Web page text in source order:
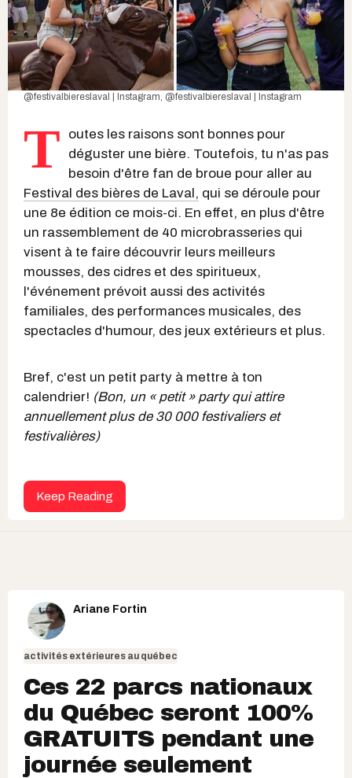
@festivalbiereslaval | Instagram @festivalbiereslaval | Instagram
T
outes les raisons sont bonnes pour
déguster une bière. Toutefois, tu n'as pas
besoin d'être fan de broue pour aller au
Festival des bières de Laval, qui se déroule pour
une 8e édition ce mois-ci. En effet, en plus d'être
un rassemblement de 40 microbrasseries qui
visent à te faire découvrir leurs meilleurs
mousses, des cidres et des spiritueux,
l'événement prévoit aussi des activités
familiales, des performances musicales, des
spectacles d'humour, des jeux extérieurs et plus.
Bref, c'est un petit party à mettre à ton
calendrier! (Bon, un « petit » party qui attire
annuellement plus de 30 000 festivaliers et
festivalières)
Keep Reading
Ariane Fortin
activités extérieures au québec
Ces 22 parcs nationaux
du Québec seront 100%
GRATUITS pendant une
journée seulement